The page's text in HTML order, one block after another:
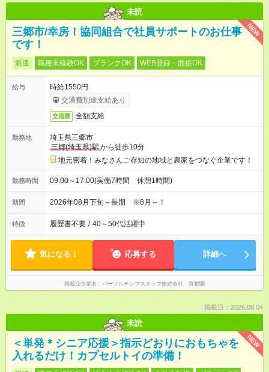
未読
NEW
三郷市/幸房！協同組合で社員サポートのお仕事
です！
派遣 職種未経験OK ブランクOK WEB登録・面接OK
給与
時給1550円
交通費別途支給あり
交通費 全額支給
勤務地
埼玉県三郷市
三郷(埼玉県)駅から徒歩10分
地元密着！みなさんご存知の地域と農家をつなぐ企業です！
勤務時間 09:00～17:00(実働7時間 休憩1時間)
期間 2026年08月下旬～長期 ※8月～！
特徴 履歴書不要 / 40～50代活躍中
気になる！ 応募する 詳細へ
掲載元企業名 パーソルテンプスタッフ株式会社 首都圏
掲載日：2026.08.04
未読
NEW
＜単発＊シニア応援＞指示どおりにおもちゃを
入れるだけ！カプセルトイの準備！